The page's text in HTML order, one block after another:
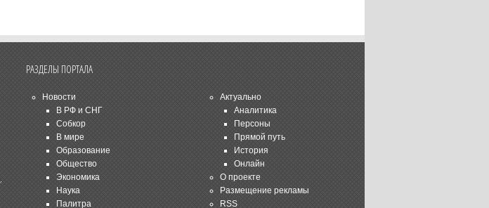
РАЗДЕЛЫ ПОРТАЛА
Новости
В РФ и СНГ
Собкор
В мире
Образование
Общество
Экономика
Наука
Палитра
Актуально
Аналитика
Персоны
Прямой путь
История
Онлайн
О проекте
Размещение рекламы
RSS